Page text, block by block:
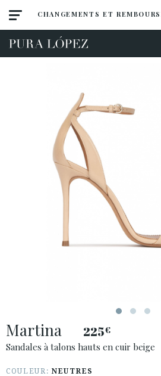
CHANGEMENTS ET
Talon haut
ACCÈS À MA
Martina 225€
Sandales à talons hauts en cuir beige
COULEUR:NEUTRES